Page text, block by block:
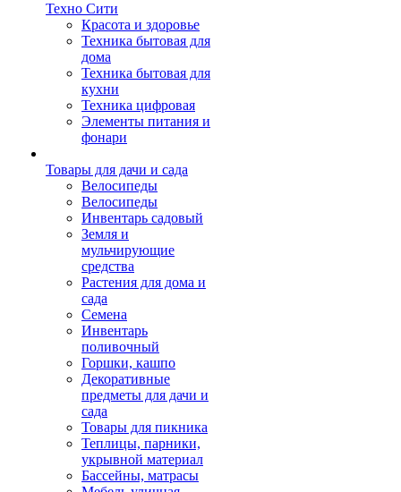
Техно Сити
Красота и здоровье
Техника бытовая для
дома
Техника бытовая для
кухни
Техника цифровая
Элементы питания и
фонари
Товары для дачи и сада
Велосипеды
Велосипеды
Инвентарь садовый
Земля и
мульчирующие
средства
Растения для дома и
сада
Семена
Инвентарь
поливочный
Горшки, кашпо
Декоративные
предметы для дачи и
сада
Товары для пикника
Теплицы, парники,
укрывной материал
Бассейны, матрасы